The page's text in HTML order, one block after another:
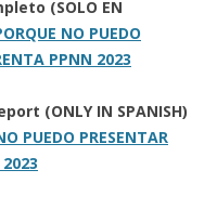
(SOLO EN
NO PUEDO
PPNN 2023
(ONLY IN SPANISH)
PUEDO PRESENTAR